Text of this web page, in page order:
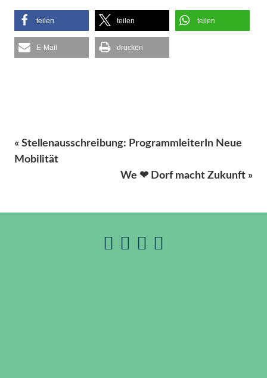
teilen teilen teilen
E-Mail drucken
« Stellenausschreibung: ProgrammleiterIn Neue
Mobilität
We ❤ Dorf macht Zukunft »